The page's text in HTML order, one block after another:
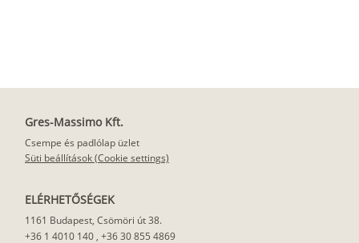
Gres-Massimo Kft.
Csempe és padlólap üzlet
Süti beállítások (Cookie settings)
ELÉRHETŐSÉGEK
1161 Budapest, Csömöri út 38.
+36 1 4010 140 , +36 30 855 4869